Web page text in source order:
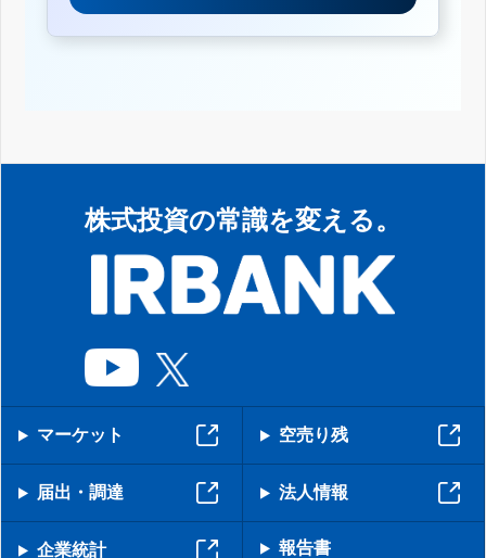
株式投資の常識を変える。
マーケット 空売り残
届出・調達 法人情報
企業統計 報告書